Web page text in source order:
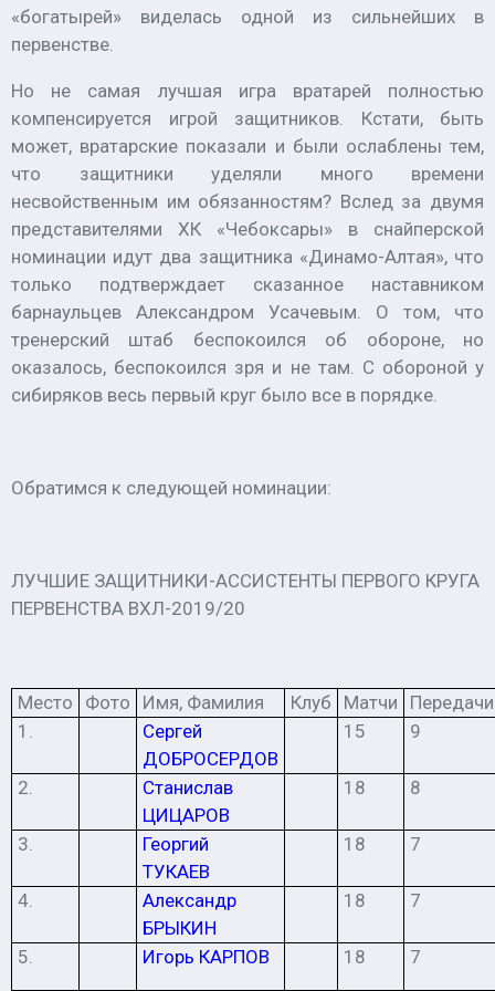
«богатырей» виделась одной из сильнейших в
первенстве.
Но не самая лучшая игра вратарей полностью
компенсируется игрой защитников. Кстати, быть
может, вратарские показали и были ослаблены тем,
что защитники уделяли много времени
несвойственным им обязанностям? Вслед за двумя
представителями ХК «Чебоксары» в снайперской
номинации идут два защитника «Динамо-Алтая», что
только подтверждает сказанное наставником
барнаульцев Александром Усачевым. О том, что
тренерский штаб беспокоился об обороне, но
оказалось, беспокоился зря и не там. С обороной у
сибиряков весь первый круг было все в порядке.
Обратимся к следующей номинации:
ЛУЧШИЕ ЗАЩИТНИКИ-АССИСТЕНТЫ ПЕРВОГО КРУГА
ПЕРВЕНСТВА ВХЛ-2019/20
Место Фото Имя, Фамилия Клуб Матчи
Передачи
1.
Сергей
ДОБРОСЕРДОВ
15 9
2.
Станислав
ЦИЦАРОВ
18 8
3.
Георгий
ТУКАЕВ
18 7
4.
Александр
БРЫКИН
18 7
5. Игорь КАРПОВ 18 7